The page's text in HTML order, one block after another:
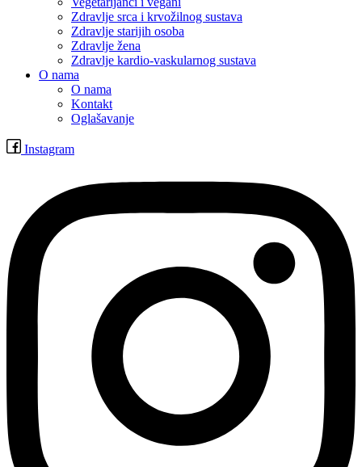
Zdravlje srca i krvožilnog sustava
Zdravlje starijih osoba
Zdravlje žena
Zdravlje kardio-vaskularnog sustava
O nama
O nama
Kontakt
Oglašavanje
Instagram